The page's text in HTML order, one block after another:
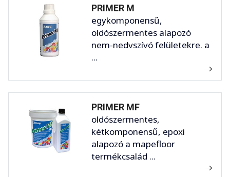
PRIMER M
egykomponensű,
oldószermentes alapozó
nem-nedvszívó felületekre. a
...
PRIMER MF
oldószermentes,
kétkomponensű, epoxi
alapozó a mapefloor
termékcsalád ...